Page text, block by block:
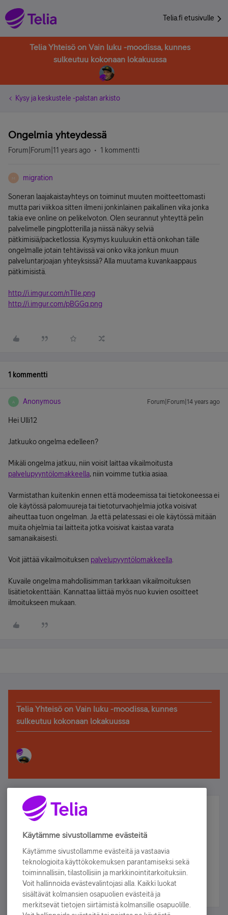
Telia.fi etusivulle
Telia Yhteisö on Vain luku -moodissa, kunnes
sulkeutuu kokonaan lokakuussa
Kysy ja keskustele -palstan arkisto
Ongelmia yhteydessä
Forum|Forum|11 years ago 1 kommentti
M migration
Soneran laajakaistayhteys on toiminut muuten moitteettomasti
mutta pari viikkoa sitten ilmeni jonkinlainen paikallinen vika jonka
takia eve online on pelikelvoton. Olen seurannut yhteyttä pelin
palvelimelle pingplotterilla ja niissä näkyy selviä
pätkimisiä/packetlossia. Kysymys kuuluukin että onkohan tälle
ongelmalle jotain tehtävissä vai onko vika jonkun muun
palveluntarjoajan yhteyksissä? Alla muutama kuvankaappaus
pätkimisistä.
http://i.imgur.com/nTlIe.png
http://i.imgur.com/pBGGq.png
1 kommentti
A Anonymous Forum|Forum|14 years ago
Hei Ulli12
Jatkuuko ongelma edelleen?
Mikäli ongelma jatkuu, niin voisit laittaa vikailmoitusta
palvelupyyntölomakkeella, niin voimme tutkia asiaa.
Varmistathan kuitenkin ennen että modeemissa tai tietokoneessa ei
ole käytössä palomuureja tai tietoturvaohjelmia jotka voisivat
aiheuttaa tuon ongelman. Ja että pelatessasi ei ole käytössä mitään
muita ohjelmia tai laitteita jotka voisivat kaistaa varata
samanaikaisesti.
Voit jättää vikailmoituksen palvelupyyntölomakkeella
Kuvaile ongelma mahdollisimman tarkkaan vikailmoituksen
lisätietokenttään. Kannattaa liittää myös nuo kuvien osoitteet
ilmoitukseen mukaan.
Telia Yhteisö on Vain luku -moodissa, kunnes
sulkeutuu kokonaan lokakuussa
Älä jää paitsi – osallistu ja voita!
Tilaa Telian uutiskirje ja olet mukana arvonnassa.
sähköpostiisi.
Tilaa nyt
Käytämme sivustollamme evästeitä
Käytämme sivustollamme evästeitä ja vastaavia
teknologioita käyttökokemuksen parantamiseksi sekä
toiminnallisiin, tilastollisiin ja markkinointitarkoituksiin.
Voit hallinnoida evästevalintojasi alla. Kaikki luokat
sisältävät kolmansien osapuolien evästeitä ja
merkitsevät tietojen siirtämistä kolmansille osapuolille.